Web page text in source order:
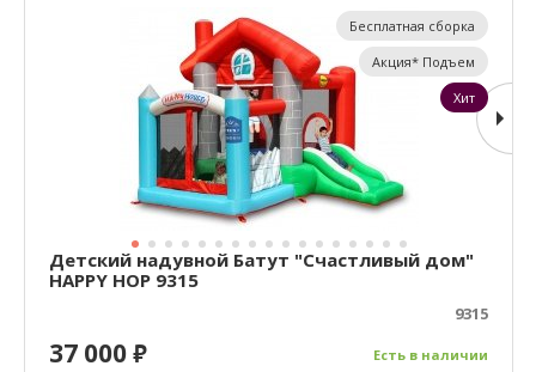
Детский надувной Батут "Счастливый дом"
HAPPY HOP 9315
9315
Есть в наличии
37 000₽
Бесплатная сборка
Акция* Подъем
Хит